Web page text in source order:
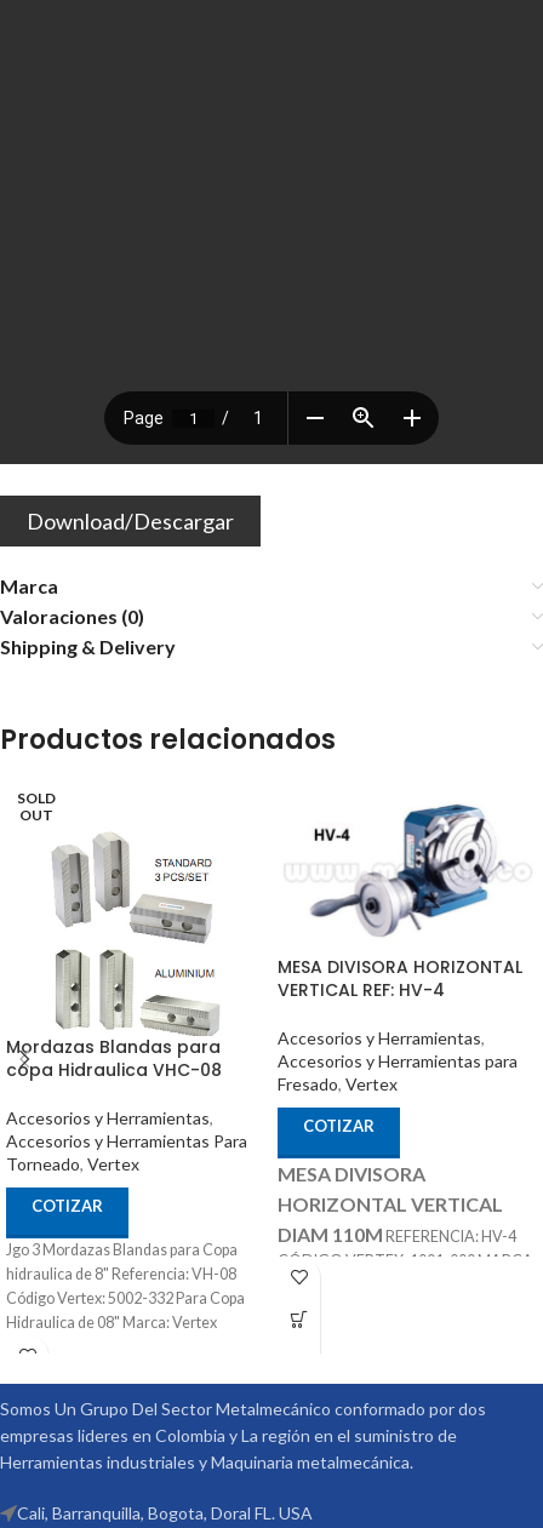
Download/Descargar
Marca
Valoraciones (0)
Shipping & Delivery
Productos relacionados
SOLD
OUT
Mordazas Blandas para
copa Hidraulica VHC-08
Accesorios y Herramientas,
Accesorios y Herramientas Para
Torneado, Vertex
COTIZAR
Jgo 3 Mordazas Blandas para Copa
hidraulica de 8" Referencia: VH-08
Código Vertex: 5002-332 Para Copa
Hidraulica de 08" Marca: Vertex
MESA DIVISORA HORIZONTAL
VERTICAL REF: HV-4
Accesorios y Herramientas,
Accesorios y Herramientas para
Fresado, Vertex
COTIZAR
MESA DIVISORA
HORIZONTAL VERTICAL
DIAM 110M REFERENCIA: HV-4
CÓDIGO VERTEX: 1001-000 MARCA:
OPCIONALES:
Somos Un Grupo Del Sector Metalmecánico conformado por dos
empresas lideres en Colombia y La región en el suministro de
Herramientas industriales y Maquinaria metalmecánica.
Cali, Barranquilla, Bogota, Doral FL. USA